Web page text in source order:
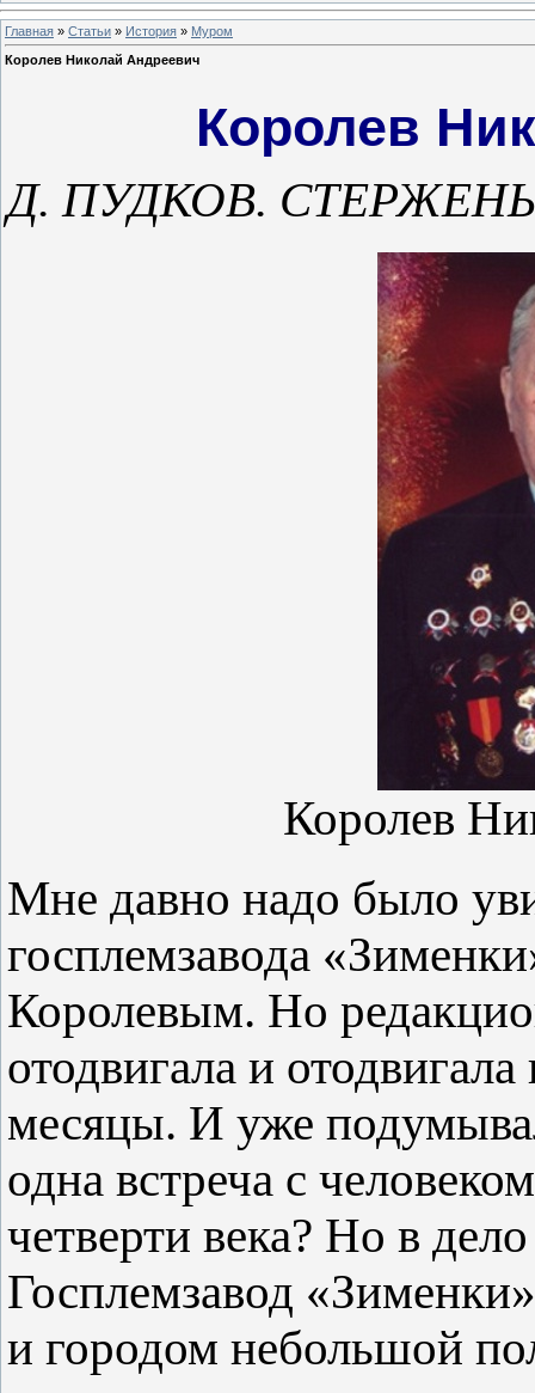
Главная » Статьи » История » Муром
Королев Николай Андреевич
Королев
Д. ПУДКОВ.
Королев
Мне давно надо было
госплемзавода
Королевым. Но
отодвигала и
месяцы. И уже
одна встреча с
четверти века? Но в
Госплемзавод
и городом небольшой